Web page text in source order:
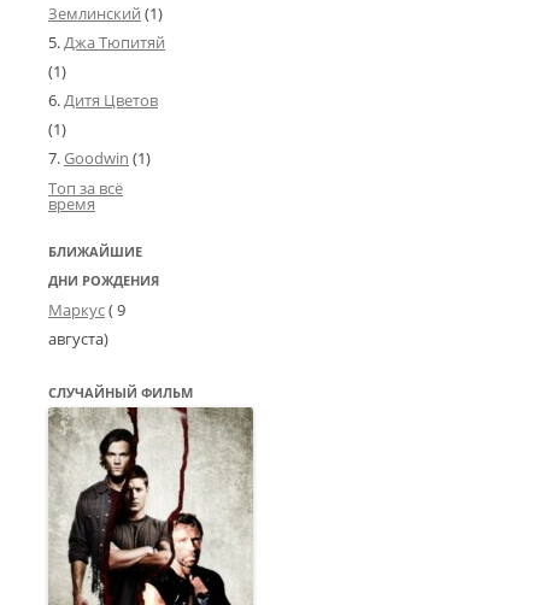
Землинский (1)
Джа Тюпитяй
(1)
Дитя Цветов
(1)
Goodwin (1)
Топ за всё
время
БЛИЖАЙШИЕ
ДНИ РОЖДЕНИЯ
Маркус( 9
августа)
СЛУЧАЙНЫЙ ФИЛЬМ